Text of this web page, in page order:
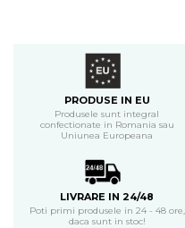
PRODUSE IN EU
Produsele sunt integral
confectionate in Romania sau
Uniunea Europeana
LIVRARE IN 24/48
Poti primi produsele in 24 - 48 ore,
daca sunt in stoc!